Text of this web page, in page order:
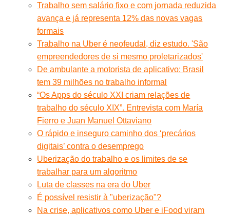
Trabalho sem salário fixo e com jornada reduzida
avança e já representa 12% das novas vagas
formais
Trabalho na Uber é neofeudal, diz estudo. 'São
empreendedores de si mesmo proletarizados'
De ambulante a motorista de aplicativo: Brasil
tem 39 milhões no trabalho informal
“Os Apps do século XXI criam relações de
trabalho do século XIX”. Entrevista com María
Fierro e Juan Manuel Ottaviano
O rápido e inseguro caminho dos ‘precários
digitais’ contra o desemprego
Uberização do trabalho e os limites de se
trabalhar para um algoritmo
Luta de classes na era do Uber
É possível resistir à "uberização"?
Na crise, aplicativos como Uber e iFood viram